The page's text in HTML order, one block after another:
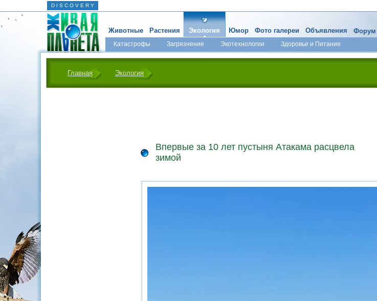
D I S C O V E R Y
Животные Растения Экология
Катастрофы Загрязнение Экотехнологии Здоровье и Питание
Юмор Фото галереи Объявления Форум
Главная Экология
Впервые за 10 лет пустыня Атакама расцвела
зимой